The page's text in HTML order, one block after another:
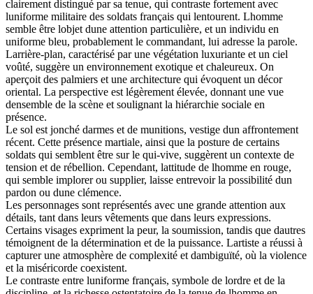
clairement distingué par sa tenue, qui contraste fortement avec
luniforme militaire des soldats français qui lentourent. Lhomme
semble être lobjet dune attention particulière, et un individu en
uniforme bleu, probablement le commandant, lui adresse la parole.
Larrière-plan, caractérisé par une végétation luxuriante et un ciel
voûté, suggère un environnement exotique et chaleureux. On
aperçoit des palmiers et une architecture qui évoquent un décor
oriental. La perspective est légèrement élevée, donnant une vue
densemble de la scène et soulignant la hiérarchie sociale en
présence.
Le sol est jonché darmes et de munitions, vestige dun affrontement
récent. Cette présence martiale, ainsi que la posture de certains
soldats qui semblent être sur le qui-vive, suggèrent un contexte de
tension et de rébellion. Cependant, lattitude de lhomme en rouge,
qui semble implorer ou supplier, laisse entrevoir la possibilité dun
pardon ou dune clémence.
Les personnages sont représentés avec une grande attention aux
détails, tant dans leurs vêtements que dans leurs expressions.
Certains visages expriment la peur, la soumission, tandis que dautres
témoignent de la détermination et de la puissance. Lartiste a réussi à
capturer une atmosphère de complexité et dambiguïté, où la violence
et la miséricorde coexistent.
Le contraste entre luniforme français, symbole de lordre et de la